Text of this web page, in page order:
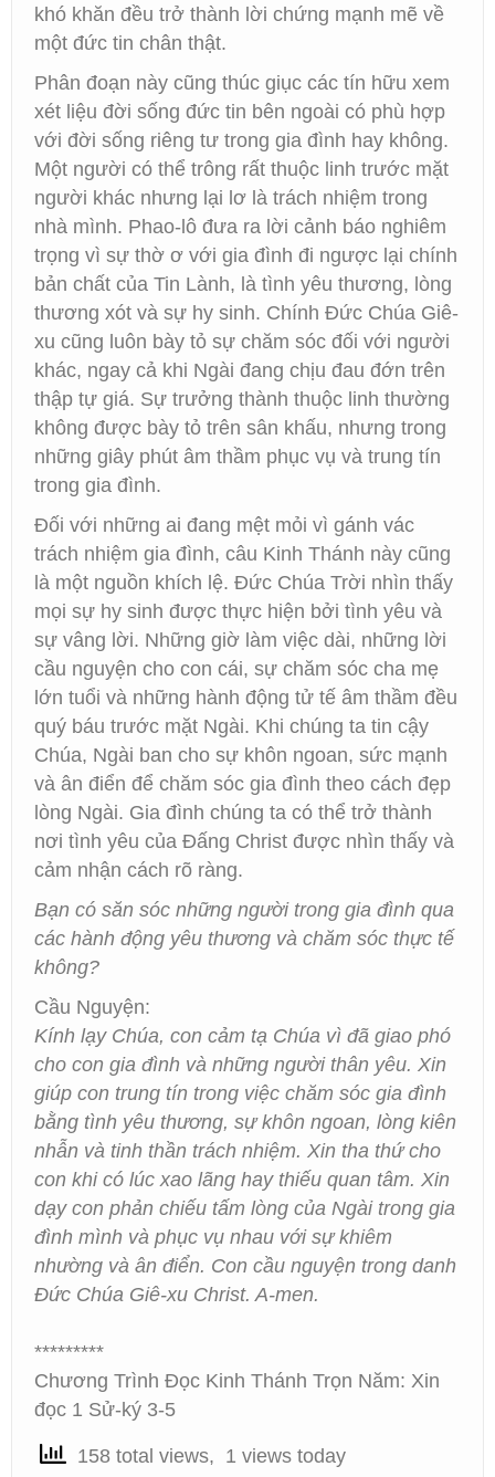
khó khăn đều trở thành lời chứng mạnh mẽ về
một đức tin chân thật.
Phân đoạn này cũng thúc giục các tín hữu xem
xét liệu đời sống đức tin bên ngoài có phù hợp
với đời sống riêng tư trong gia đình hay không.
Một người có thể trông rất thuộc linh trước mặt
người khác nhưng lại lơ là trách nhiệm trong
nhà mình. Phao-lô đưa ra lời cảnh báo nghiêm
trọng vì sự thờ ơ với gia đình đi ngược lại chính
bản chất của Tin Lành, là tình yêu thương, lòng
thương xót và sự hy sinh. Chính Đức Chúa Giê-
xu cũng luôn bày tỏ sự chăm sóc đối với người
khác, ngay cả khi Ngài đang chịu đau đớn trên
thập tự giá. Sự trưởng thành thuộc linh thường
không được bày tỏ trên sân khấu, nhưng trong
những giây phút âm thầm phục vụ và trung tín
trong gia đình.
Đối với những ai đang mệt mỏi vì gánh vác
trách nhiệm gia đình, câu Kinh Thánh này cũng
là một nguồn khích lệ. Đức Chúa Trời nhìn thấy
mọi sự hy sinh được thực hiện bởi tình yêu và
sự vâng lời. Những giờ làm việc dài, những lời
cầu nguyện cho con cái, sự chăm sóc cha mẹ
lớn tuổi và những hành động tử tế âm thầm đều
quý báu trước mặt Ngài. Khi chúng ta tin cậy
Chúa, Ngài ban cho sự khôn ngoan, sức mạnh
và ân điển để chăm sóc gia đình theo cách đẹp
lòng Ngài. Gia đình chúng ta có thể trở thành
nơi tình yêu của Đấng Christ được nhìn thấy và
cảm nhận cách rõ ràng.
Bạn có săn sóc những người trong gia đình qua
các hành động yêu thương và chăm sóc thực tế
không?
Cầu Nguyện:
Kính lạy Chúa, con cảm tạ Chúa vì đã giao phó
cho con gia đình và những người thân yêu. Xin
giúp con trung tín trong việc chăm sóc gia đình
bằng tình yêu thương, sự khôn ngoan, lòng kiên
nhẫn và tinh thần trách nhiệm. Xin tha thứ cho
con khi có lúc xao lãng hay thiếu quan tâm. Xin
dạy con phản chiếu tấm lòng của Ngài trong gia
đình mình và phục vụ nhau với sự khiêm
nhường và ân điển. Con cầu nguyện trong danh
Đức Chúa Giê-xu Christ. A-men.
*********
Chương Trình Đọc Kinh Thánh Trọn Năm: Xin
đọc 1 Sử-ký 3-5
158 total views, 1 views today